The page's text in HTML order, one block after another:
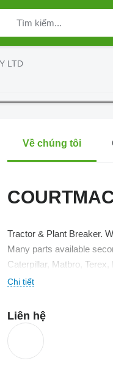
LTD
Về chúng tôi
Tractor & Plant Breaker.
Many parts available
Caterpillar, Matbro, Terex,
Chi tiết
Liên hệ